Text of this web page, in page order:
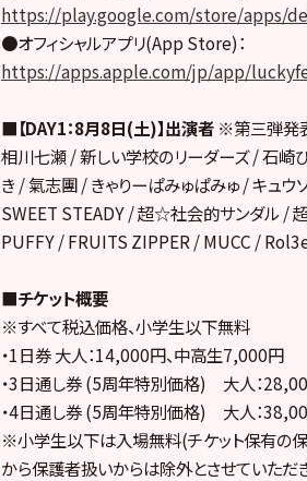
https://play.google.com/store/apps/
●オフィシャルアプリ(App Store)：
https://apps.apple.com/jp/app/
■【DAY1：8月8日(土)】出演者 ※第三弾発
相川七瀬 / 新しい学校のリーダーズ / 石
き / 氣志團 / きゃりーぱみゅぱみゅ / キュ
SWEET STEADY / 超☆社会的サンダル
PUFFY / FRUITS ZIPPER / MUCC /
■チケット概要
※すべて税込価格、小学生以下無料
・1日券 大人：14,000円、中高生7,000円
・3日通し券 (5周年特別価格) 大人：
・4日通し券 (5周年特別価格) 大人：
※小学生以下は入場無料(チケット保有の
から保護者扱いからは除外とさせていただ